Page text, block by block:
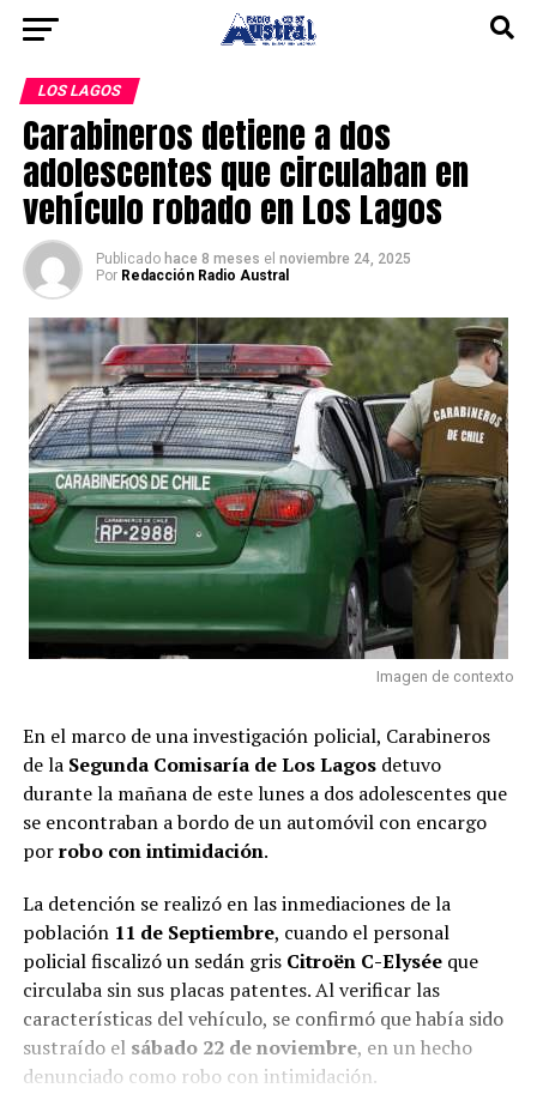
LOS LAGOS
Carabineros detiene a dos
adolescentes que circulaban en
vehículo robado en Los Lagos
Publicado hace 8 meses el noviembre 24, 2025
Por Redacción Radio Austral
Imagen de contexto
En el marco de una investigación policial, Carabineros
de la Segunda Comisaría de Los Lagosdetuvo
durante la mañana de este lunes a dos adolescentes que
se encontraban a bordo de un automóvil con encargo
porrobo con intimidación.
La detención se realizó en las inmediaciones de la
población 11 de Septiembre, cuando el personal
policial fiscalizó un sedán gris Citroën C-Elyséeque
circulaba sin sus placas patentes. Al verificar las
características del vehículo, se confirmó que había sido
sustraído el sábado 22 de noviembre, en un hecho
denunciado como robo con intimidación.